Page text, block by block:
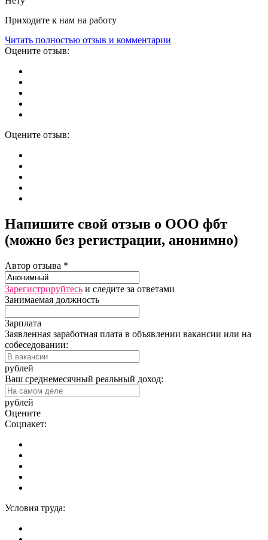
Приходите к нам на работу
Читать полностью отзыв и комментарии
Оцените отзыв:
Оцените отзыв:
Напишите свой отзыв о ООО фбт
(можно без регистрации, анонимно)
Автор отзыва *
Зарегистрируйтесь и следите за ответами
Занимаемая должность
Зарплата
Заявленная заработная плата в объявлении вакансии или на
собеседовании:
рублей
Ваш среднемесячный реальный доход:
рублей
Оцените
Соцпакет:
Условия труда: